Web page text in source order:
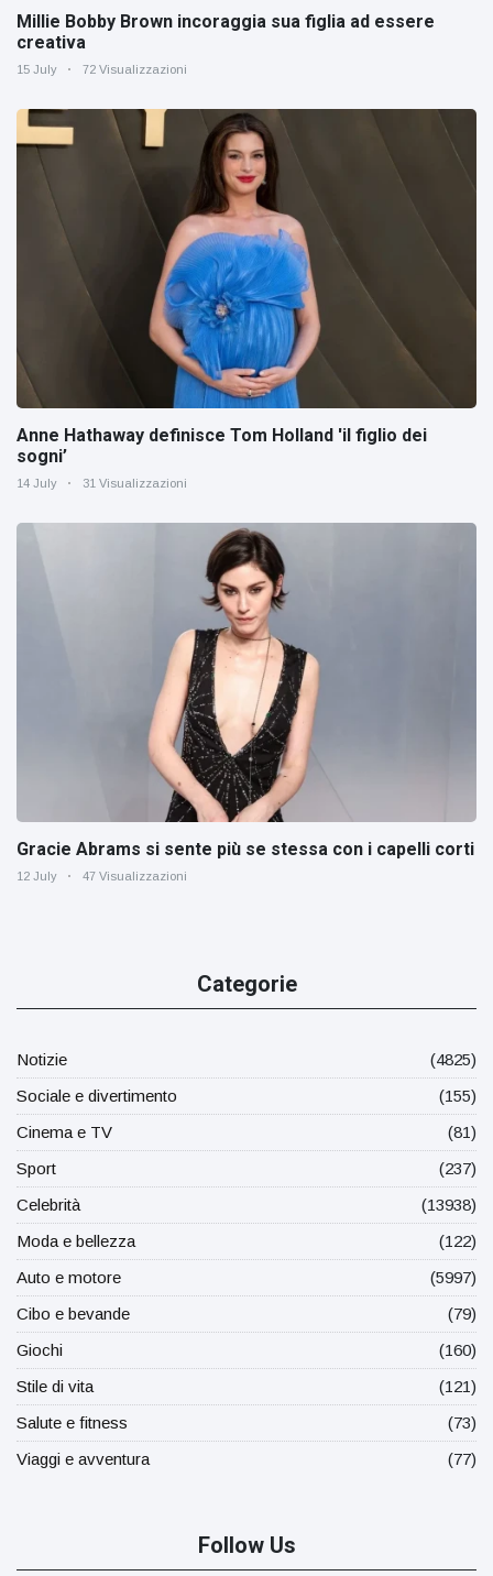
Millie Bobby Brown incoraggia sua figlia ad essere
creativa
15 July 72 Visualizzazioni
Anne Hathaway definisce Tom Holland 'il figlio dei
sogni’
14 July 31 Visualizzazioni
Gracie Abrams si sente più se stessa con i capelli corti
12 July 47 Visualizzazioni
Categorie
Notizie
(4825)
Sociale e divertimento
(155)
Cinema e TV
(81)
Sport
(237)
Celebrità
(13938)
Moda e bellezza
(122)
Auto e motore
(5997)
Cibo e bevande
(79)
Giochi
(160)
Stile di vita
(121)
Salute e fitness
(73)
Viaggi e avventura
(77)
Follow Us